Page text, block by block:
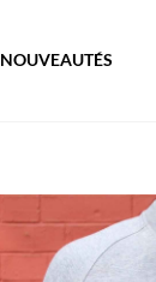
NOUVEAUTÉS